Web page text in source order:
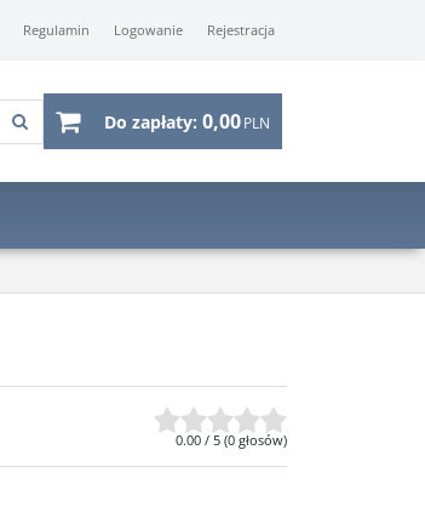
Regulamin Logowanie Rejestracja
Do zapłaty: 0,00PLN
0.00 / 5 (0 głosów)